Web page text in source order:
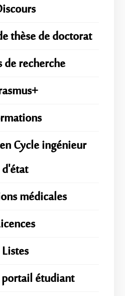
thèse de doctorat
de recherche
Cycle ingénieur
d'état
médicales
Listes
étudiant